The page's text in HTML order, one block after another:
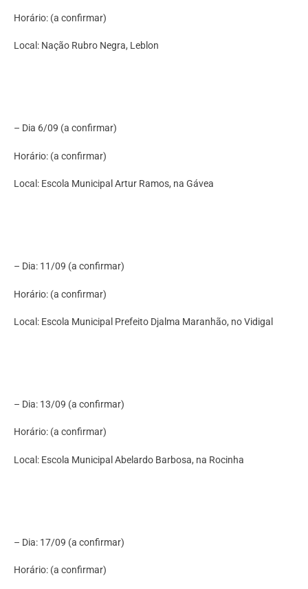
Horário: (a confirmar)
Local: Nação Rubro Negra, Leblon
– Dia 6/09 (a confirmar)
Horário: (a confirmar)
Local: Escola Municipal Artur Ramos, na Gávea
– Dia: 11/09 (a confirmar)
Horário: (a confirmar)
Local: Escola Municipal Prefeito Djalma Maranhão, no Vidigal
– Dia: 13/09 (a confirmar)
Horário: (a confirmar)
Local: Escola Municipal Abelardo Barbosa, na Rocinha
– Dia: 17/09 (a confirmar)
Horário: (a confirmar)